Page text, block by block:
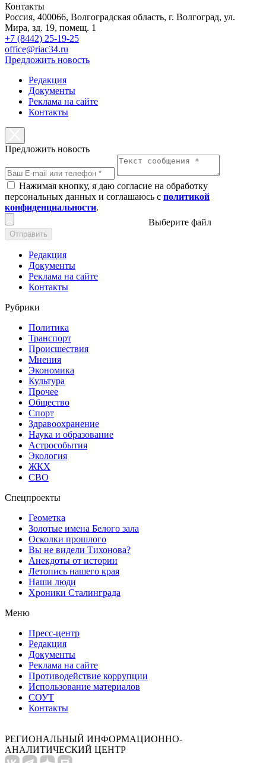
Контакты
Россия, 400066, Волгоградская область, г. Волгоград, ул.
Мира, зд. 19, помещ. 1
+7 (8442) 25-19-25
office@riac34.ru
Предложить новость
Редакция
Документы
Реклама на сайте
Контакты
Предложить новость
Нажимая кнопку, я даю согласие на обработку
персональных данных и соглашаюсь с политикой
конфиденциальности.
Выберите файл
Отправить
Редакция
Документы
Реклама на сайте
Контакты
Рубрики
Политика
Транспорт
Происшествия
Мнения
Экономика
Культура
Прочее
Общество
Спорт
Здравоохранение
Наука и образование
Астрособытия
Экология
ЖКХ
СВО
Спецпроекты
Геометка
Золотые имена Белого зала
Осколки прошлого
Вы не видели Тихонова?
Анекдоты от истории
Летопись нашего края
Наши люди
Хроники Сталинграда
Меню
Пресс-центр
Редакция
Документы
Реклама на сайте
Противодействие коррупции
Использование материалов
СОУТ
Контакты
РЕГИОНАЛЬНЫЙ ИНФОРМАЦИОННО-
АНАЛИТИЧЕСКИЙ ЦЕНТР